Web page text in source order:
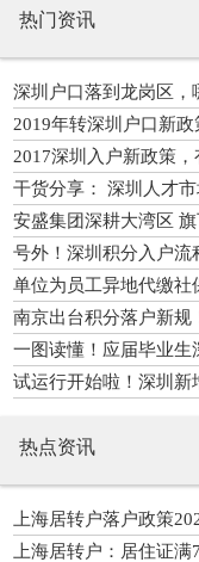
热门资讯
深圳户口落到龙岗区，
2019年转深圳户口新
2017深圳入户新政策
干货分享： 深圳人才
安盛集团深耕大湾区
号外！深圳积分入户流
单位为员工异地代缴社
吗？
南京出台积分落户新规
一图读懂！应届毕业生
试运行开始啦！深圳新
热点资讯
上海居转户落户政策
上海居转户：居住证